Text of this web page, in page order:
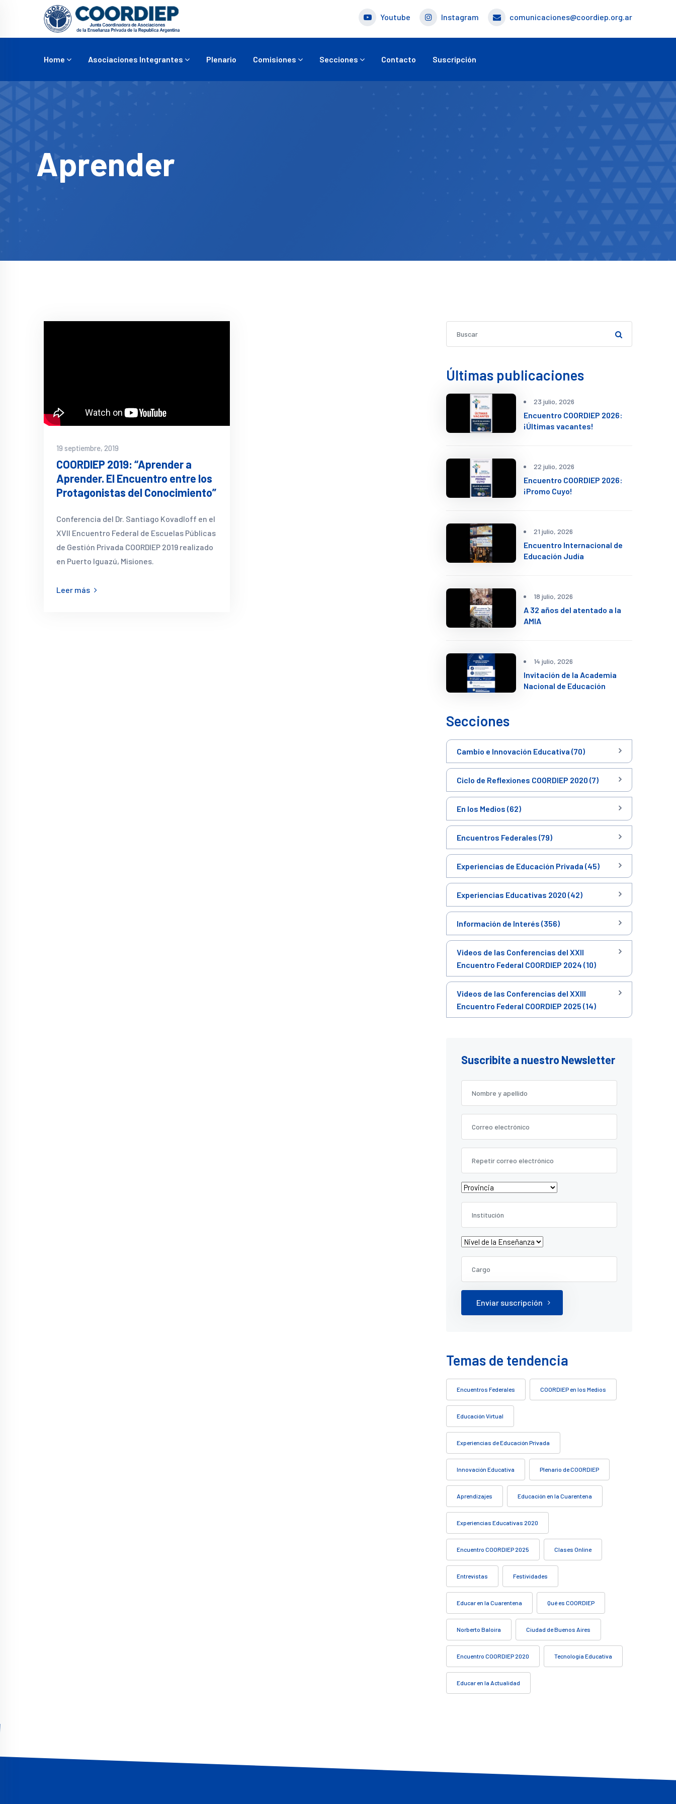
Youtube Instagram comunicaciones@coordiep.org.ar
Home Asociaciones Integrantes Plenario Comisiones Secciones Contacto Suscripción
Aprender
19 septiembre, 2019
COORDIEP 2019: “Aprender a
Aprender. El Encuentro entre los
Protagonistas del Conocimiento”
Conferencia del Dr. Santiago Kovadloff en el
XVII Encuentro Federal de Escuelas Públicas
de Gestión Privada COORDIEP 2019 realizado
en Puerto Iguazú, Misiones.
Leer más
Últimas publicaciones
23 julio, 2026
Encuentro COORDIEP 2026:
¡Últimas vacantes!
22 julio, 2026
Encuentro COORDIEP 2026:
¡Promo Cuyo!
21 julio, 2026
Encuentro Internacional de
Educación Judía
18 julio, 2026
A 32 años del atentado a la
AMIA
14 julio, 2026
Invitación de la Academia
Nacional de Educación
Secciones
Cambio e Innovación Educativa (70)
Ciclo de Reflexiones COORDIEP 2020 (7)
En los Medios (62)
Encuentros Federales (79)
Experiencias de Educación Privada (45)
Experiencias Educativas 2020 (42)
Información de Interés (356)
Videos de las Conferencias del XXII
Encuentro Federal COORDIEP 2024 (10)
Videos de las Conferencias del XXIII
Encuentro Federal COORDIEP 2025 (14)
Suscribite a nuestro Newsletter
Enviar suscripción
Temas de tendencia
Encuentros Federales COORDIEP en los Medios
Educación Virtual
Experiencias de Educación Privada
Innovación Educativa Plenario de COORDIEP
Aprendizajes Educación en la Cuarentena
Experiencias Educativas 2020
Encuentro COORDIEP 2025 Clases Online
Entrevistas Festividades
Educar en la Cuarentena Qué es COORDIEP
Norberto Baloira Ciudad de Buenos Aires
Encuentro COORDIEP 2020 Tecnología Educativa
Educar en la Actualidad